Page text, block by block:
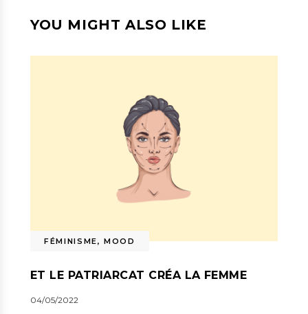
YOU MIGHT ALSO LIKE
FÉMINISME,MOOD
ET LE PATRIARCAT CRÉA LA FEMME
04/05/2022